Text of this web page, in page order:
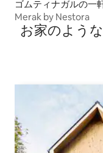
ゴムティナガルの一
Merak by Nestora
お家のよう